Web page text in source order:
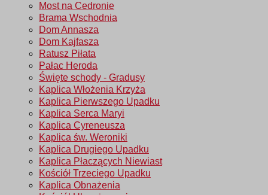
Most na Cedronie
Brama Wschodnia
Dom Annasza
Dom Kajfasza
Ratusz Piłata
Pałac Heroda
Święte schody - Gradusy
Kaplica Włożenia Krzyża
Kaplica Pierwszego Upadku
Kaplica Serca Maryi
Kaplica Cyreneusza
Kaplica św. Weroniki
Kaplica Drugiego Upadku
Kaplica Płaczących Niewiast
Kościół Trzeciego Upadku
Kaplica Obnażenia